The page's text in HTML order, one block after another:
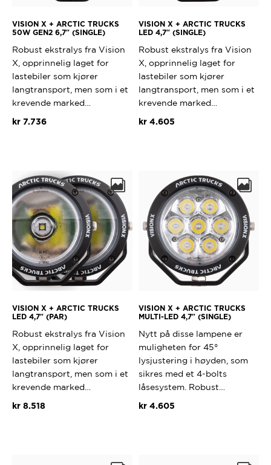
VISION X + ARCTIC TRUCKS
50W GEN2 6,7″ (SINGLE)
Robust ekstralys fra Vision
X, opprinnelig laget for
lastebiler som kjører
langtransport, men som i et
krevende marked…
kr7.736
VISION X + ARCTIC TRUCKS
LED 4,7″ (SINGLE)
Robust ekstralys fra Vision
X, opprinnelig laget for
lastebiler som kjører
langtransport, men som i et
krevende marked…
kr 4.605
VISION X + ARCTIC TRUCKS
LED 4,7″ (PAR)
Robust ekstralys fra Vision
X, opprinnelig laget for
lastebiler som kjører
langtransport, men som i et
krevende marked…
kr8.518
VISION X + ARCTIC TRUCKS
MULTI-LED 4,7″ (SINGLE)
Nytt på disse lampene er
muligheten for 45°
lysjustering i høyden, som
sikres med et 4-bolts
låsesystem. Robust…
kr 4.605